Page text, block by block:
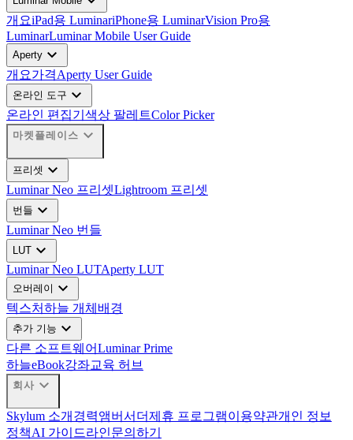
개요iPad용 LuminariPhone용 LuminarVision Pro용
LuminarLuminar Mobile User Guide
Aperty expand_more
개요가격Aperty User Guide
온라인 도구 expand_more
온라인 편집기 색상 팔레트Color Picker
마켓플레이스 expand_more
프리셋 expand_more
Luminar Neo 프리셋Lightroom 프리셋
번들 expand_more
Luminar Neo 번들
LUT expand_more
Luminar Neo LUTAperty LUT
오버레이 expand_more
텍스처하늘 개체 배경
추가 기능 expand_more
다른 소프트웨어Luminar Prime
하늘eBook강좌교육 허브
회사 expand_more
Skylum 소개 경력앰버서더제휴 프로그램이용약관개인 정보
정책AI 가이드라인문의하기